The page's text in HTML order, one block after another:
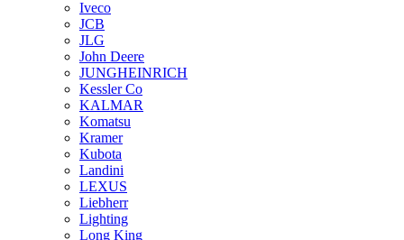
Iveco
JCB
JLG
John Deere
JUNGHEINRICH
Kessler Co
KALMAR
Komatsu
Kramer
Kubota
Landini
LEXUS
Liebherr
Lighting
Long King